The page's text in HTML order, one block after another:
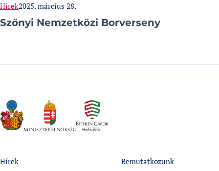
Categories:
HírekPublished at
2025. március 28.
Szőnyi Nemzetközi Borverseny
Hírek
Bemutatkozunk